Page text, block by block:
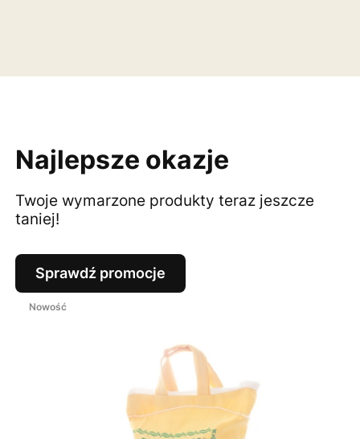
Najlepsze okazje
Twoje wymarzone produkty teraz jeszcze
taniej!
Sprawdź promocje
Nowość